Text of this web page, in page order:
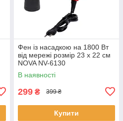
Фен із насадкою на 1800 Вт
від мережі розмір 23 х 22 см
NOVA NV-6130
В наявності
299 ₴ 399 ₴
Купити